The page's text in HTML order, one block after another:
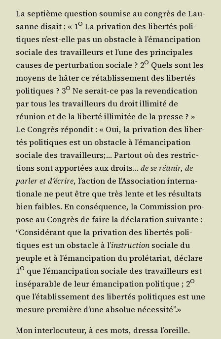
La sep­tième ques­tion sou­mise au congrès de Lau­
sanne disait : « 1O La pri­va­tion des liber­tés poli­
tiques n’est-elle pas un obs­tacle à l’é­man­ci­pa­tion
sociale des tra­vailleurs et l’une des prin­ci­pales
causes de per­tur­ba­tion sociale ? 2O Quels sont les
moyens de hâter ce réta­blis­se­ment des liber­tés
poli­tiques ? 3O Ne serait-ce pas la reven­di­ca­tion
par tous les tra­vailleurs du droit illi­mi­té de
réunion et de la liber­té illi­mi­tée de la presse ? »
Le Congrès répon­dit : « Oui, la pri­va­tion des liber­
tés poli­tiques est un obs­tacle à l’é­man­ci­pa­tion
sociale des tra­vailleurs;… Par­tout où des res­tric­
tions sont appor­tées aux droits… de se réunir, de
par­ler et d’é­crire, l’ac­tion de l’As­so­cia­tion inter­na­
tio­nale ne peut être que très lente et les résul­tats
bien faibles. En consé­quence, la Com­mis­sion pro­
pose au Congrès de faire la décla­ra­tion sui­vante :
“Consi­dé­rant que la pri­va­tion des liber­tés poli­
tiques est un obs­tacle à l’ins­truc­tion sociale du
peuple et à l’é­man­ci­pa­tion du pro­lé­ta­riat, déclare
1O que l’é­man­ci­pa­tion sociale des tra­vailleurs est
insé­pa­rable de leur éman­ci­pa­tion poli­tique ; 2O
que l’é­ta­blis­se­ment des liber­tés poli­tiques est une
mesure pre­mière d’une abso­lue nécessité”.»
Mon inter­lo­cu­teur, à ces mots, dres­sa l’oreille.